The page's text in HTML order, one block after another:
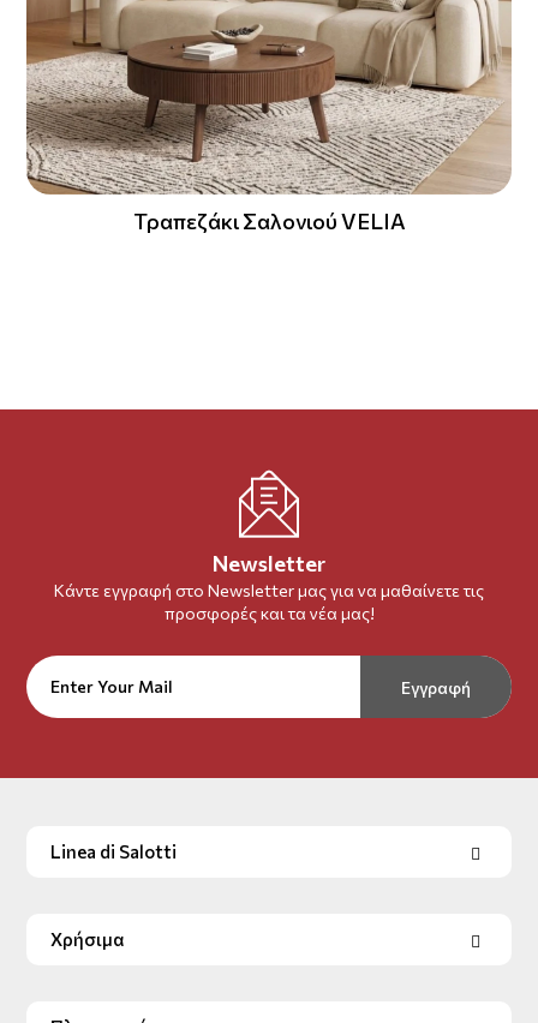
Τραπεζάκι Σαλονιού VELIA
Newsletter
Κάντε εγγραφή στο Newsletter μας για να μαθαίνετε τις
προσφορές και τα νέα μας!
Εγγραφή
Linea di Salotti
Χρήσιμα